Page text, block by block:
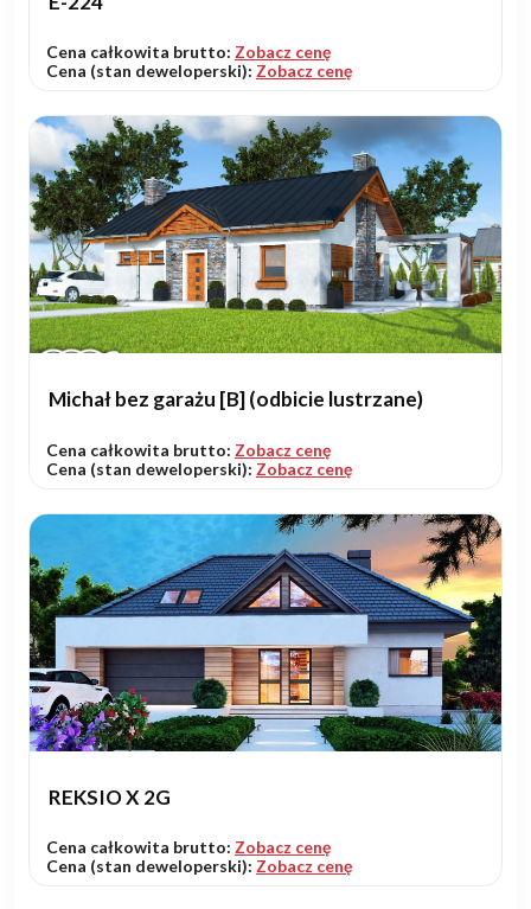
Cena całkowita brutto: Zobacz cenę
Cena (stan deweloperski): Zobacz cenę
Michał bez garażu [B] (odbicie lustrzane)
Cena całkowita brutto: Zobacz cenę
Cena (stan deweloperski): Zobacz cenę
REKSIO X 2G
Cena całkowita brutto: Zobacz cenę
Cena (stan deweloperski): Zobacz cenę